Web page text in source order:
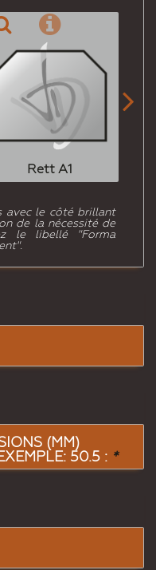
Rett A1

avec le côté brillant
de la nécessité de
le libellé "Forma
(MM)
50.5 : *